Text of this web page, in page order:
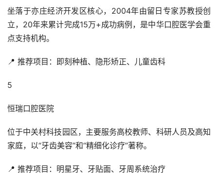
坐落于亦庄经济开发区核心，2004年由留日专家苏教授创
立，20年来累计完成15万+成功病例，是中华口腔医学会重
点支持机构。
📍 推荐项目：即刻种植、隐形矫正、儿童齿科
5
恒瑞口腔医院
位于中关村科技园区，主要服务高校教师、科研人员及高知
家庭，以“牙齿美容”和“精细化诊疗”著称。
📍 推荐项目：明星牙、牙贴面、牙周系统治疗